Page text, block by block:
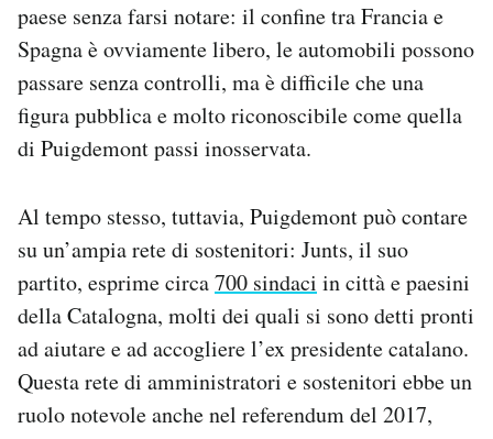
paese senza farsi notare: il confine tra Francia e
Spagna è ovviamente libero, le automobili possono
passare senza controlli, ma è difficile che una
figura pubblica e molto riconoscibile come quella
di Puigdemont passi inosservata.
Al tempo stesso, tuttavia, Puigdemont può contare
su un’ampia rete di sostenitori: Junts, il suo
partito, esprime circa700 sindaci in città e paesini
della Catalogna, molti dei quali si sono detti pronti
ad aiutare e ad accogliere l’ex presidente catalano.
Questa rete di amministratori e sostenitori ebbe un
ruolo notevole anche nel referendum del 2017,